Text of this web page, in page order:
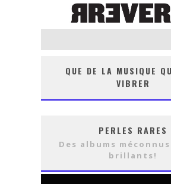
QUE DE LA MUSIQUE
VIBRER
PERLES RARES
Des albums
brillants!